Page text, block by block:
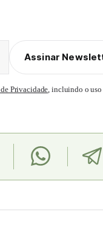
Assinar
Privacidade, incluindo o uso